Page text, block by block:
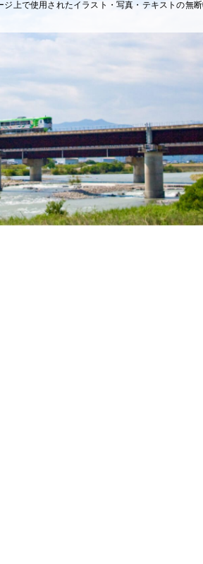
ジ上で使用されたイラスト・写真・テキストの無